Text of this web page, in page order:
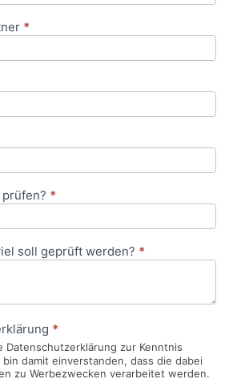
*
*
soll geprüft werden? *
*
Datenschutzerklärung zur Kenntnis
damit einverstanden, dass die dabei
zu Werbezwecken verarbeitet werden.